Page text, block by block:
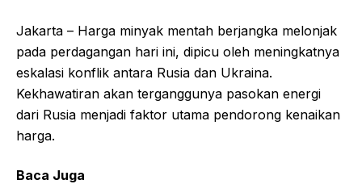
Jakarta – Harga minyak mentah berjangka melonjak
pada perdagangan hari ini, dipicu oleh meningkatnya
eskalasi konflik antara Rusia dan Ukraina.
Kekhawatiran akan terganggunya pasokan energi
dari Rusia menjadi faktor utama pendorong kenaikan
harga.
Baca Juga